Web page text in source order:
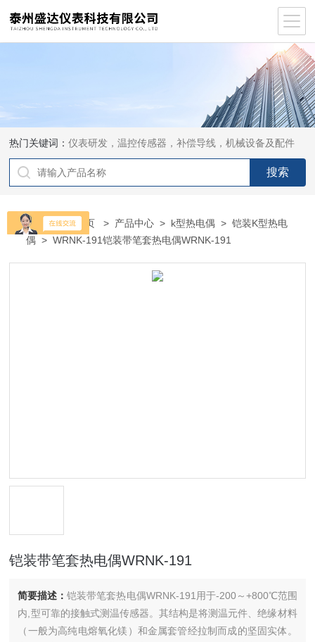
热门关键词：仪表研发，温控传感器，补偿导线，机械设备及配件
当前位置：首页 > 产品中心 > k型热电偶 >铠装K型热电
偶 > WRNK-191铠装带笔套热电偶WRNK-191
铠装带笔套热电偶WRNK-191
简要描述：铠装带笔套热电偶WRNK-191用于-200～+800℃范围
内,型可靠的接触式测温传感器。其结构是将测温元件、绝缘材料
（一般为高纯电熔氧化镁）和金属套管经拉制而成的坚固实体。